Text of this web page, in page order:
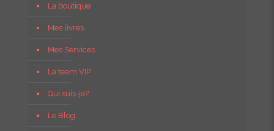
La boutique
Mes livres
Mes Services
La team VIP
Qui suis-je?
Le Blog